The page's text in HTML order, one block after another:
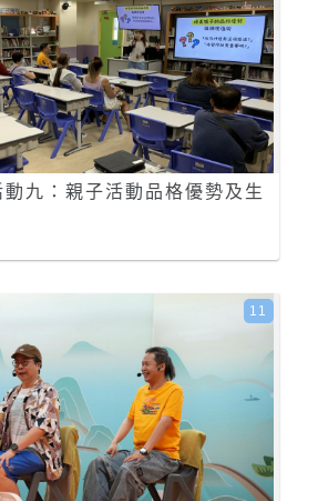
九：親子活動品格優勢及生
11